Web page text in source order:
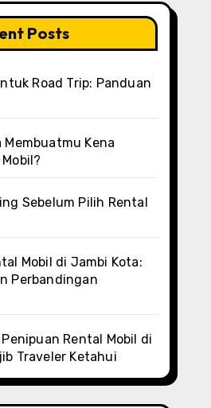
Posts
Road Trip: Panduan
Kena
Sebelum Pilih Rental
Mobil di Jambi Kota:
Perbandingan
Rental Mobil di
Traveler Ketahui